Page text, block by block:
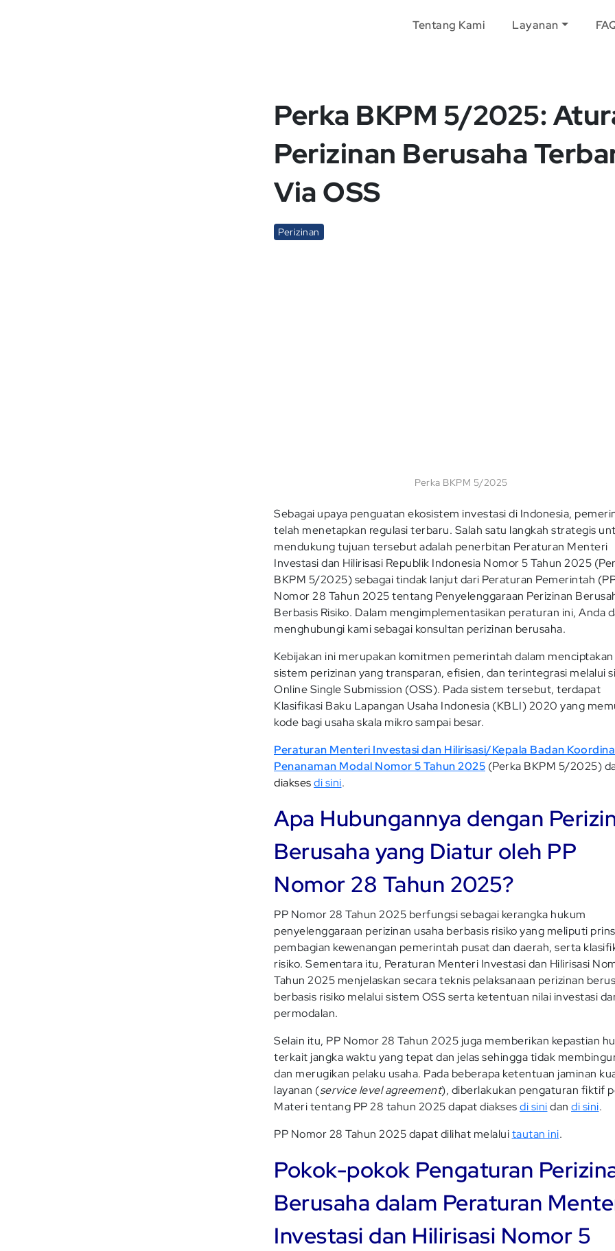
Tentang Kami Layanan
Perka BKPM 5/2025:
Perizinan Berusaha
Via OSS
Perizinan
Perka BKPM 5/2025
Sebagai upaya penguatan ekosistem investasi di Indonesia,
telah menetapkan regulasi terbaru. Salah satu langkah strategis
mendukung tujuan tersebut adalah penerbitan Peraturan Menteri
Investasi dan Hilirisasi Republik Indonesia Nomor 5 Tahun 2025
BKPM 5/2025) sebagai tindak lanjut dari Peraturan Pemerintah
Nomor 28 Tahun 2025 tentang Penyelenggaraan Perizinan
Berbasis Risiko. Dalam mengimplementasikan peraturan ini, Anda
menghubungi kami sebagai konsultan perizinan berusaha.
Kebijakan ini merupakan komitmen pemerintah dalam menciptakan
sistem perizinan yang transparan, efisien, dan terintegrasi melalui
Online Single Submission (OSS). Pada sistem tersebut, terdapat
Klasifikasi Baku Lapangan Usaha Indonesia (KBLI) 2020 yang
kode bagi usaha skala mikro sampai besar.
Peraturan Menteri Investasi dan Hilirisasi/Kepala Badan
Penanaman Modal Nomor 5 Tahun 2025 (Perka BKPM 5/2025)
diaksesdi sini.
Apa Hubungannya dengan
Berusaha yang Diatur oleh PP
Nomor 28 Tahun 2025?
PP Nomor 28 Tahun 2025 berfungsi sebagai kerangka hukum
penyelenggaraan perizinan usaha berbasis risiko yang meliputi
pembagian kewenangan pemerintah pusat dan daerah, serta
risiko. Sementara itu, Peraturan Menteri Investasi dan Hilirisasi
Tahun 2025 menjelaskan secara teknis pelaksanaan perizinan
berbasis risiko melalui sistem OSS serta ketentuan nilai investasi
permodalan.
Selain itu, PP Nomor 28 Tahun 2025 juga memberikan kepastian
terkait jangka waktu yang tepat dan jelas sehingga tidak
dan merugikan pelaku usaha. Pada beberapa ketentuan jaminan
layanan (service level agreement), diberlakukan pengaturan fiktif
Materi tentang PP 28 tahun 2025 dapat diaksesdi sinidan di sini.
PP Nomor 28 Tahun 2025 dapat dilihat melaluitautan ini.
Pokok-pokok Pengaturan
Berusaha dalam Peraturan
Investasi dan Hilirisasi Nomor 5